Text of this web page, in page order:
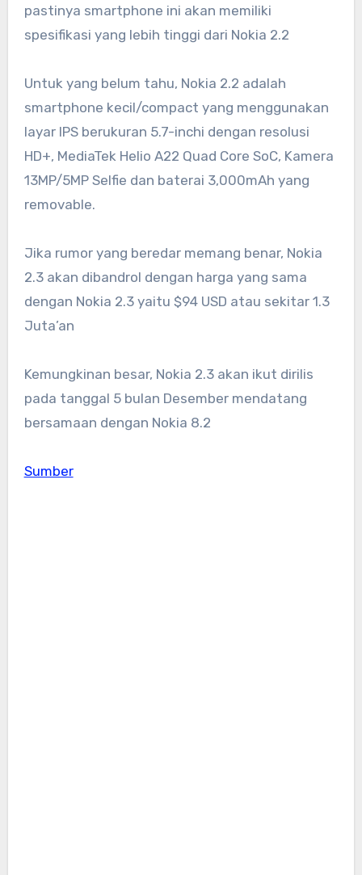
pastinya smartphone ini akan memiliki
spesifikasi yang lebih tinggi dari Nokia 2.2
Untuk yang belum tahu, Nokia 2.2 adalah
smartphone kecil/compact yang menggunakan
layar IPS berukuran 5.7-inchi dengan resolusi
HD+, MediaTek Helio A22 Quad Core SoC, Kamera
13MP/5MP Selfie dan baterai 3,000mAh yang
removable.
Jika rumor yang beredar memang benar, Nokia
2.3 akan dibandrol dengan harga yang sama
dengan Nokia 2.3 yaitu $94 USD atau sekitar 1.3
Juta’an
Kemungkinan besar, Nokia 2.3 akan ikut dirilis
pada tanggal 5 bulan Desember mendatang
bersamaan dengan Nokia 8.2
Sumber